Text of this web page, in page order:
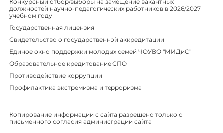
Конкурсный отбор/выборы на замещение вакантных
должностей научно-педагогических работников в 2026/2027
учебном году
Государственная лицензия
Свидетельство о государственной аккредитации
Единое окно поддержки молодых семей ЧОУВО "МИДиС"
Образовательное кредитование СПО
Противодействие коррупции
Профилактика экстремизма и терроризма
Копирование информации с сайта разрешено только с
письменного согласия администрации сайта